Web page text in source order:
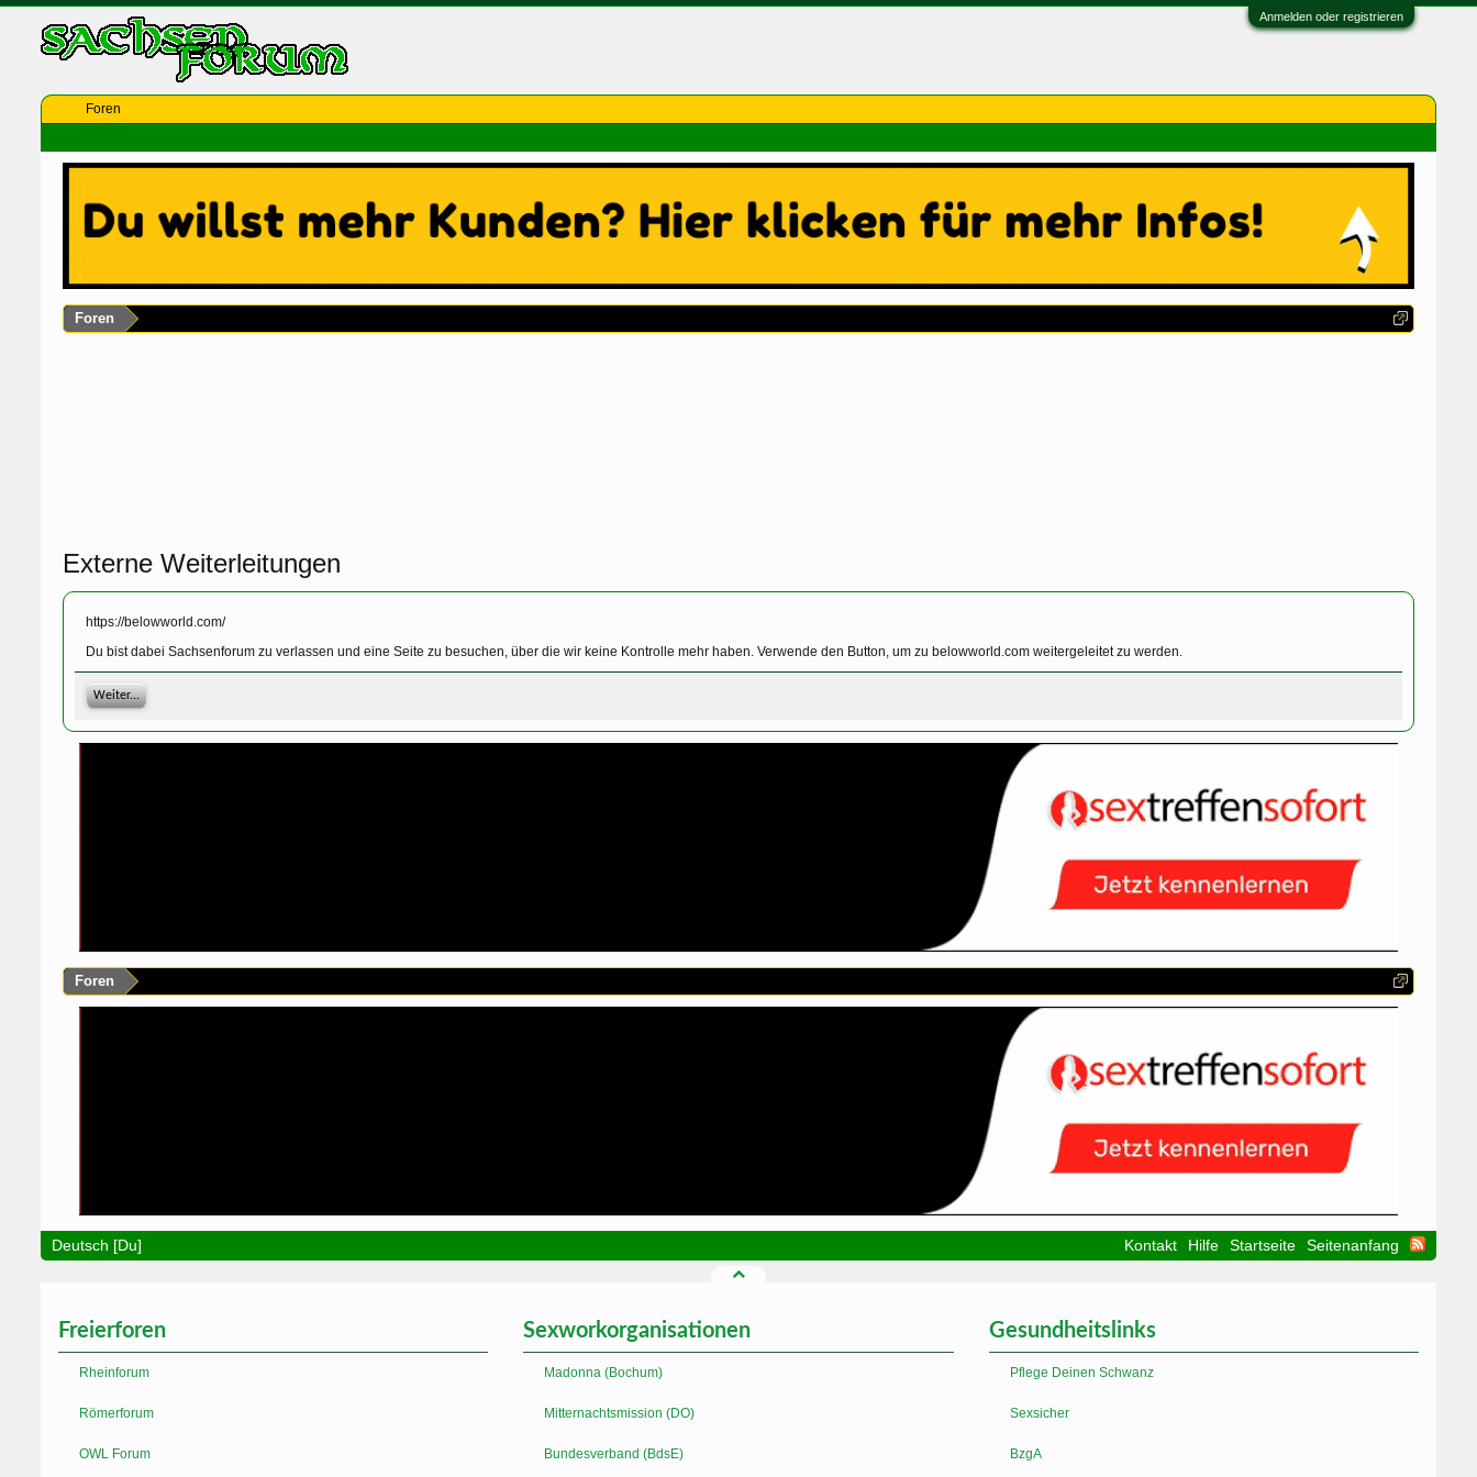
Anmelden oder registrieren
Foren
Externe Weiterleitungen
https://belowworld.com/
Du bist dabei Sachsenforum zu verlassen und eine Seite zu besuchen, über die wir keine Kontrolle mehr haben. Verwende den Button, um zu belowworld.com weitergeleitet zu werden.
Weiter...
Foren
Foren
Deutsch [Du] Kontakt Hilfe Startseite Seitenanfang
Freierforen
Rheinforum
Römerforum
OWL Forum
Sexworkorganisationen
Madonna (Bochum)
Mitternachtsmission (DO)
Bundesverband (BdsE)
Gesundheitslinks
Pflege Deinen Schwanz
Sexsicher
BzgA